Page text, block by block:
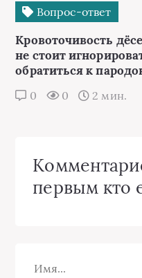
Вопрос-ответ
Кровоточивость
не стоит
обратиться к
0 0 2 мин.
первым кто